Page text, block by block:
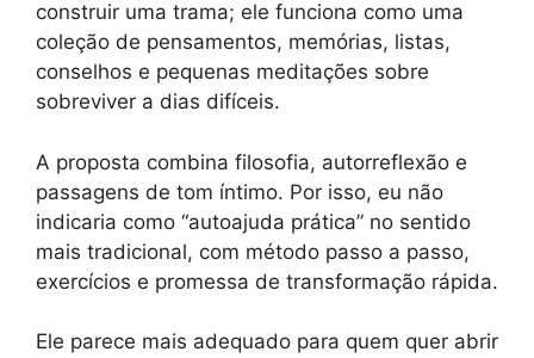
construir uma trama; ele funciona como uma
coleção de pensamentos, memórias, listas,
conselhos e pequenas meditações sobre
sobreviver a dias difíceis.
A proposta combina filosofia, autorreflexão e
passagens de tom íntimo. Por isso, eu não
indicaria como “autoajuda prática” no sentido
mais tradicional, com método passo a passo,
exercícios e promessa de transformação rápida.
Ele parece mais adequado para quem quer abrir